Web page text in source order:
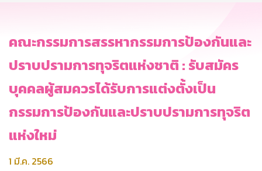
คณะกรรมการสรรหากรรมการป้องกันและ
ปราบปรามการทุจริตแห่งชาติ : รับสมัคร
บุคคลผู้สมควรได้รับการแต่งตั้งเป็น
กรรมการป้องกันและปราบปรามการทุจริต
แห่งใหม่
1 มี.ค. 2566